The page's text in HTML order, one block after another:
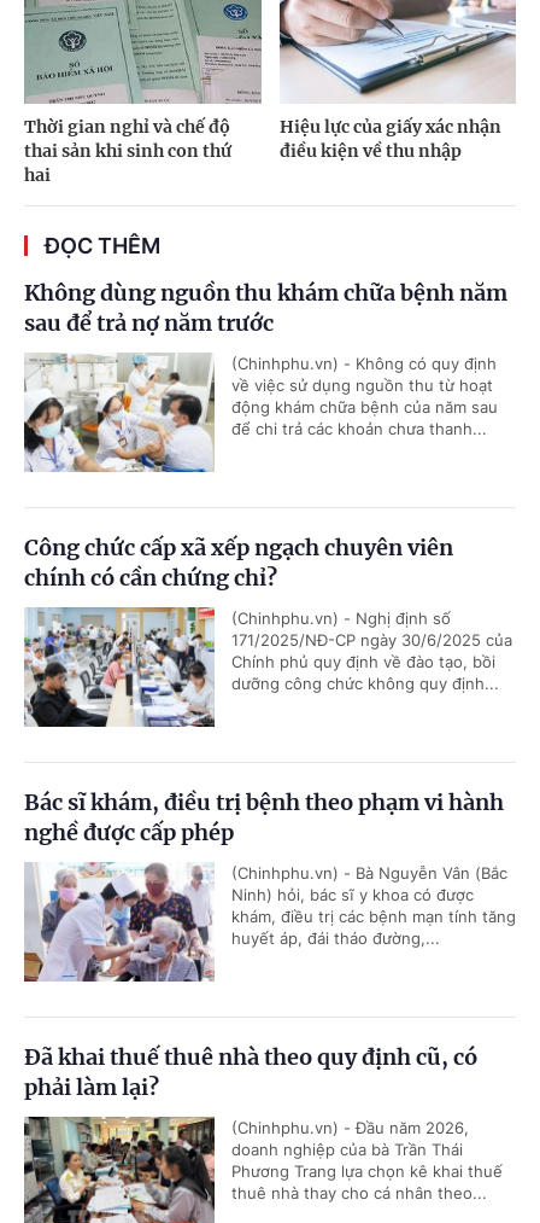
Thời gian nghỉ và chế độ
thai sản khi sinh con thứ
hai
Hiệu lực của giấy xác nhận
điều kiện về thu nhập
ĐỌC THÊM
Không dùng nguồn thu khám chữa bệnh năm
sau để trả nợ năm trước
(Chinhphu.vn) - Không có quy định
về việc sử dụng nguồn thu từ hoạt
động khám chữa bệnh của năm sau
để chi trả các khoản chưa thanh...
Công chức cấp xã xếp ngạch chuyên viên
chính có cần chứng chỉ?
(Chinhphu.vn) - Nghị định số
171/2025/NĐ-CP ngày 30/6/2025 của
Chính phủ quy định về đào tạo, bồi
dưỡng công chức không quy định...
Bác sĩ khám, điều trị bệnh theo phạm vi hành
nghề được cấp phép
(Chinhphu.vn) - Bà Nguyễn Vân (Bắc
Ninh) hỏi, bác sĩ y khoa có được
khám, điều trị các bệnh mạn tính tăng
huyết áp, đái tháo đường,...
Đã khai thuế thuê nhà theo quy định cũ, có
phải làm lại?
(Chinhphu.vn) - Đầu năm 2026,
doanh nghiệp của bà Trần Thái
Phương Trang lựa chọn kê khai thuế
thuê nhà thay cho cá nhân theo...